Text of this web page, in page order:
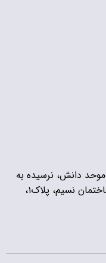
موحد دانش، نرسیده به
سفارت چین و آوا سنتر، کوچه‌ی نسیم، ساختمان نسیم، پلاک۱،